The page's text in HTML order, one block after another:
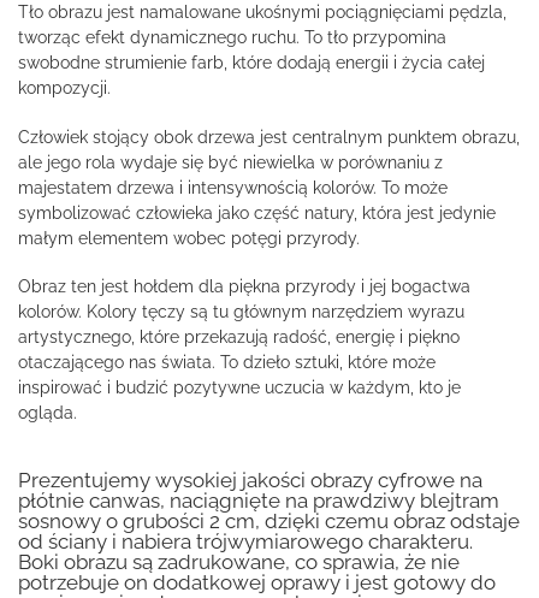
Tło obrazu jest namalowane ukośnymi pociągnięciami pędzla,
tworząc efekt dynamicznego ruchu. To tło przypomina
swobodne strumienie farb, które dodają energii i życia całej
kompozycji.
Człowiek stojący obok drzewa jest centralnym punktem obrazu,
ale jego rola wydaje się być niewielka w porównaniu z
majestatem drzewa i intensywnością kolorów. To może
symbolizować człowieka jako część natury, która jest jedynie
małym elementem wobec potęgi przyrody.
Obraz ten jest hołdem dla piękna przyrody i jej bogactwa
kolorów. Kolory tęczy są tu głównym narzędziem wyrazu
artystycznego, które przekazują radość, energię i piękno
otaczającego nas świata. To dzieło sztuki, które może
inspirować i budzić pozytywne uczucia w każdym, kto je
ogląda.
Prezentujemy wysokiej jakości obrazy cyfrowe na
płótnie canwas, naciągnięte na prawdziwy blejtram
sosnowy o grubości 2 cm, dzięki czemu obraz odstaje
od ściany i nabiera trójwymiarowego charakteru.
Boki obrazu są zadrukowane, co sprawia, że nie
potrzebuje on dodatkowej oprawy i jest gotowy do